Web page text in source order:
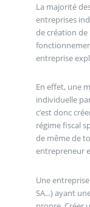
La majorité
entreprises
de création de
entreprise
En effet, une
individuelle
c’est donc
régime fiscal
de même de
entrepreneur
Une
SA...) ayant